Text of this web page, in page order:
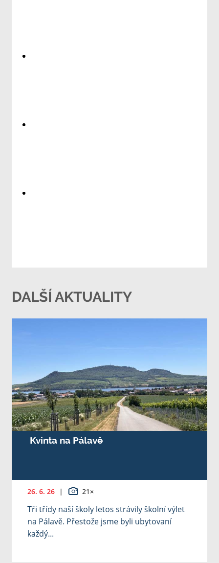
DALŠÍ AKTUALITY
Kvinta na Pálavě
26. 6. 26 | 21×
Tři třídy naší školy letos strávily školní výlet
na Pálavě. Přestože jsme byli ubytovaní
každý...